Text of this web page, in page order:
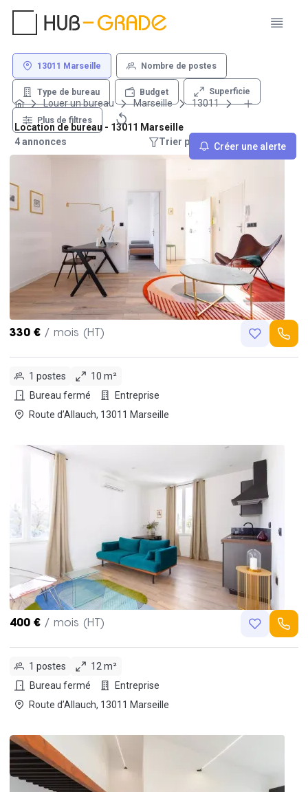
13011 Marseille Nombre de postes
Type de bureau Budget Superficie
Plus de filtres
Créer une alerte
Louer un bureau Marseille 13011
Location de bureau - 13011 Marseille
4 annonces
Trier par : Recommandations
330 € / mois (HT)
1 postes
10 m²
Bureau fermé
Entreprise
Route d’Allauch, 13011 Marseille
400 € / mois (HT)
1 postes
12 m²
Bureau fermé
Entreprise
Route d’Allauch, 13011 Marseille